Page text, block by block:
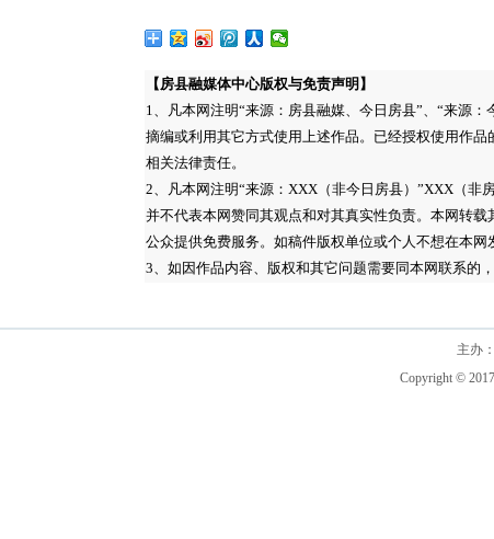
【房县融媒体中心版权与免责声明】
1、凡本网注明“来源：房县融媒、今日房县”、“来源
摘编或利用其它方式使用上述作品。已经授权使用作
相关法律责任。
2、凡本网注明“来源：XXX（非今日房县）”XXX（非
并不代表本网赞同其观点和对其真实性负责。本网转载
公众提供免费服务。如稿件版权单位或个人不想在本网
3、如因作品内容、版权和其它问题需要同本网联系的
主办
Copyright ©